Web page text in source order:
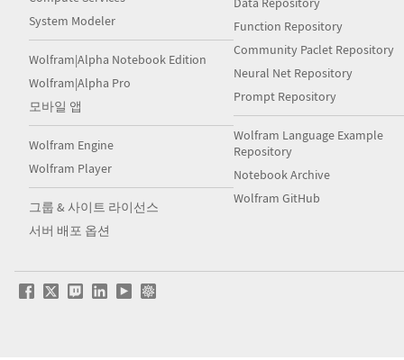
System Modeler
Wolfram|Alpha Notebook Edition
Wolfram|Alpha Pro
모바일 앱
Wolfram Engine
Wolfram Player
그룹 & 사이트 라이선스
서버 배포 옵션
Function Repository
Community Paclet Repository
Neural Net Repository
Prompt Repository
Wolfram Language Example
Repository
Notebook Archive
Wolfram GitHub